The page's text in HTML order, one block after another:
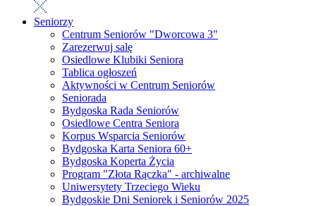
Seniorzy
Centrum Seniorów "Dworcowa 3"
Zarezerwuj salę
Osiedlowe Klubiki Seniora
Tablica ogłoszeń
Aktywności w Centrum Seniorów
Seniorada
Bydgoska Rada Seniorów
Osiedlowe Centra Seniora
Korpus Wsparcia Seniorów
Bydgoska Karta Seniora 60+
Bydgoska Koperta Życia
Program "Złota Rączka" - archiwalne
Uniwersytety Trzeciego Wieku
Bydgoskie Dni Seniorek i Seniorów 2025